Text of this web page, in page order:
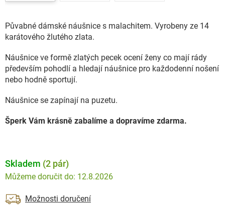
Půvabné dámské náušnice s malachitem. Vyrobeny ze 14
karátového žlutého zlata.
Náušnice ve formě zlatých pecek ocení ženy co mají rády
především pohodlí a hledají náušnice pro každodenní nošení
nebo hodně sportují.
Náušnice se zapínají na puzetu.
Šperk Vám krásně zabalíme a dopravíme zdarma.
Skladem (2 pár)
12.8.2026
Možnosti doručení